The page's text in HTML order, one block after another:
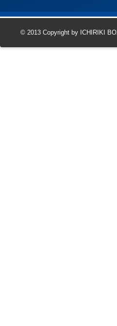
© 2013 Copyright by ICHIRIKI